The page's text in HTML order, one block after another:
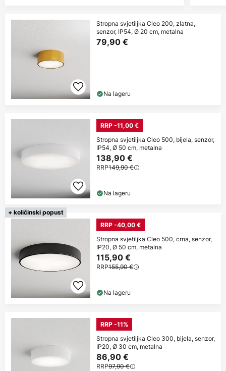
Stropna svjetiljka Cleo 200, zlatna,
senzor, IP54, Ø 20 cm, metalna
79,90 €
Na lageru
RRP -11,00 €
Stropna svjetiljka Cleo 500, bijela, senzor,
IP54, Ø 50 cm, metalna
138,90 €
RRP149,90 €
Na lageru
+ količinski popust
RRP -40,00 €
Stropna svjetiljka Cleo 500, crna, senzor,
IP20, Ø 50 cm, metalna
115,90 €
RRP155,90 €
Na lageru
RRP -11%
Stropna svjetiljka Cleo 300, bijela, senzor,
IP20, Ø 30 cm, metalna
86,90 €
RRP97,90 €